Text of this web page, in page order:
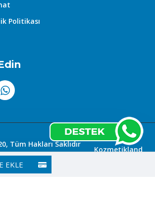
EKLE
de gece fark edilmek isteyenler
Politikası
Tüm Hakları Saklıdır
Kozmetikland